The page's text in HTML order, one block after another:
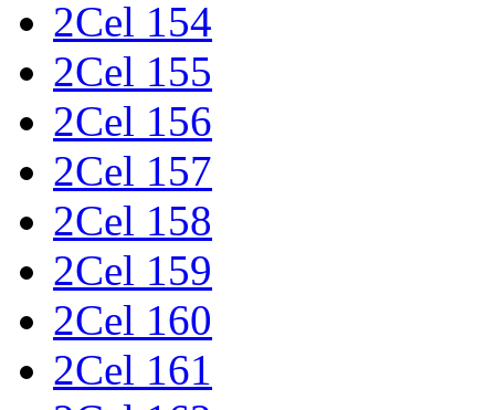
2Cel 154
2Cel 155
2Cel 156
2Cel 157
2Cel 158
2Cel 159
2Cel 160
2Cel 161